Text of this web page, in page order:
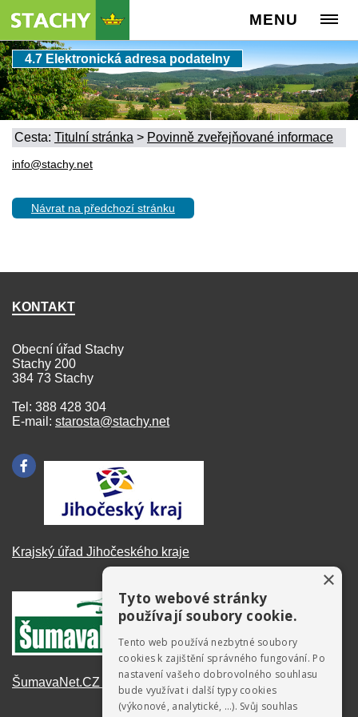
MENU
4.7 Elektronická adresa podatelny
Cesta: Titulní stránka > Povinně zveřejňované informace
info@stachy.net
Návrat na předchozí stránku
KONTAKT
Obecní úřad Stachy
Stachy 200
384 73 Stachy
Tel: 388 428 304
E-mail: starosta@stachy.net
Krajský úřad Jihočeského kraje
ŠumavaNet.CZ - informace o regionu
×
Tyto webové stránky
používají soubory cookie.
Tento web používá nezbytné soubory
cookies k zajištění správného fungování. Po
nastavení vašeho dobrovolného souhlasu
bude využívat i další typy cookies
(výkonové, analytické, …). Svůj souhlas